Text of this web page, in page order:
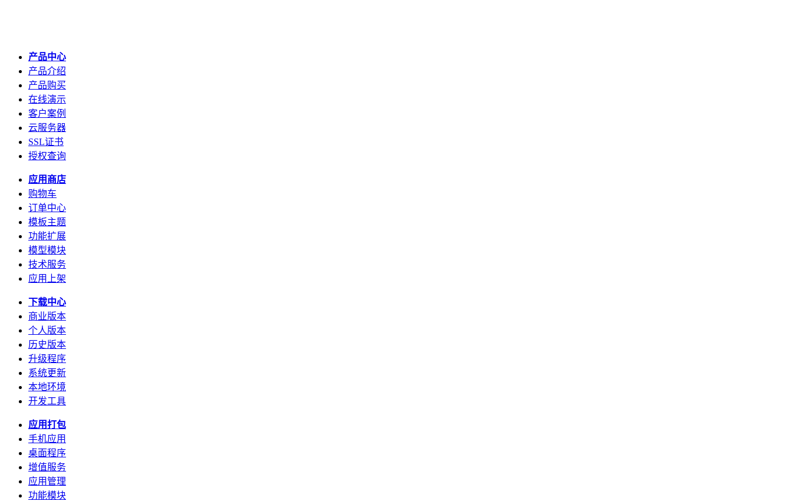
产品中心
产品介绍
产品购买
在线演示
客户案例
云服务器
SSL证书
授权查询
应用商店
购物车
订单中心
模板主题
功能扩展
模型模块
技术服务
应用上架
下载中心
商业版本
个人版本
历史版本
升级程序
系统更新
本地环境
开发工具
应用打包
手机应用
桌面程序
增值服务
应用管理
功能模块